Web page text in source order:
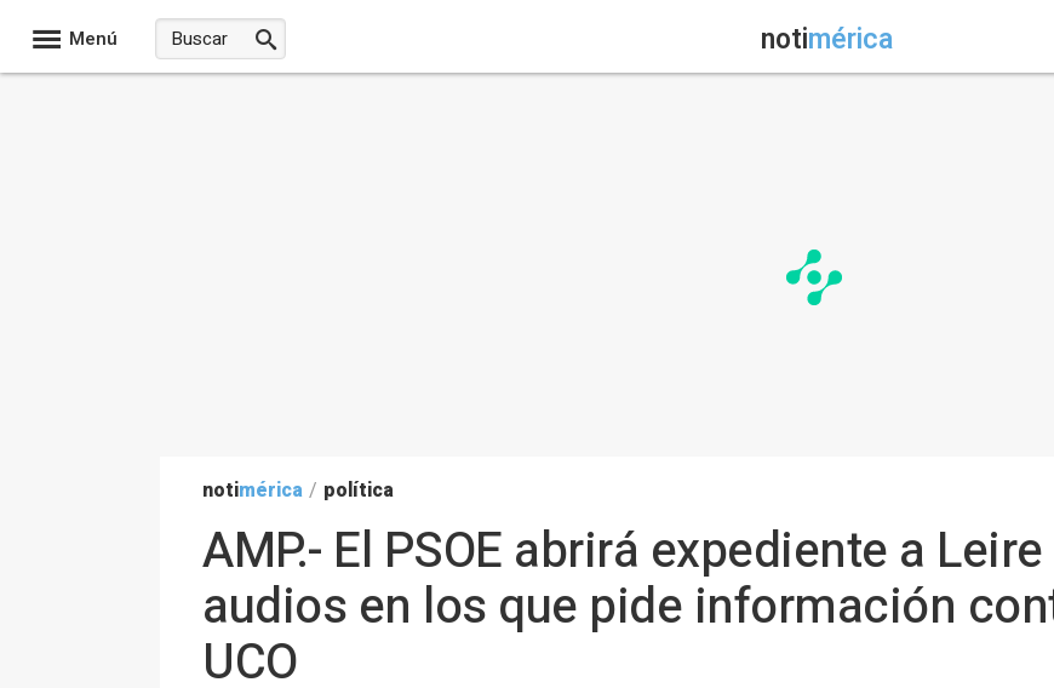
Menú notimérica
notimérica / política
AMP.- El PSOE abrirá expediente a
audios en los que pide información
UCO